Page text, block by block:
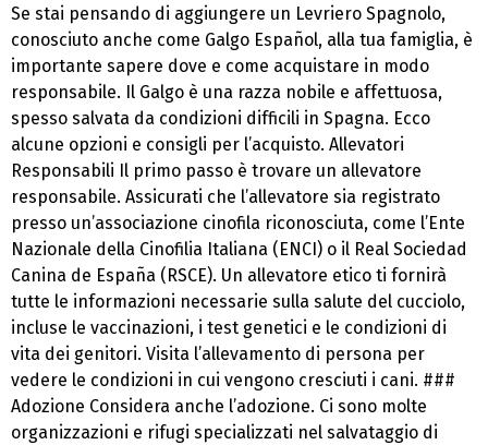
Se stai pensando di aggiungere un Levriero Spagnolo,
conosciuto anche come Galgo Español, alla tua famiglia, è
importante sapere dove e come acquistare in modo
responsabile. Il Galgo è una razza nobile e affettuosa,
spesso salvata da condizioni difficili in Spagna. Ecco
alcune opzioni e consigli per l’acquisto. Allevatori
Responsabili Il primo passo è trovare un allevatore
responsabile. Assicurati che l’allevatore sia registrato
presso un’associazione cinofila riconosciuta, come l’Ente
Nazionale della Cinofilia Italiana (ENCI) o il Real Sociedad
Canina de España (RSCE). Un allevatore etico ti fornirà
tutte le informazioni necessarie sulla salute del cucciolo,
incluse le vaccinazioni, i test genetici e le condizioni di
vita dei genitori. Visita l’allevamento di persona per
vedere le condizioni in cui vengono cresciuti i cani. ###
Adozione Considera anche l’adozione. Ci sono molte
organizzazioni e rifugi specializzati nel salvataggio di